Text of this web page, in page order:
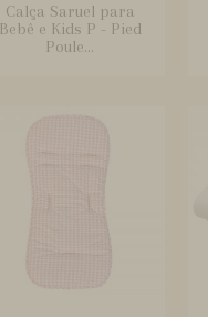
Calça Saruel para
Bebê e Kids P - Pied
Poule...